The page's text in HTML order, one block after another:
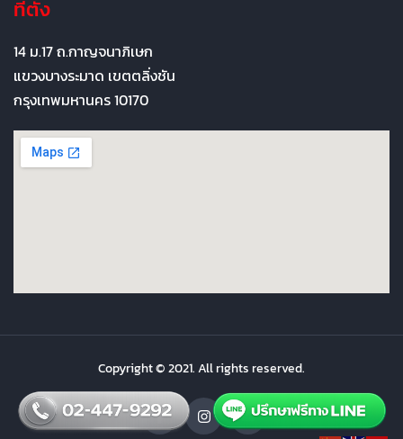
ที่ตั้ง
14 ม.17 ถ.กาญจนาภิเษก
แขวงบางระมาด เขตตลิ่งชัน
กรุงเทพมหานคร 10170
Copyright © 2021. All rights reserved.